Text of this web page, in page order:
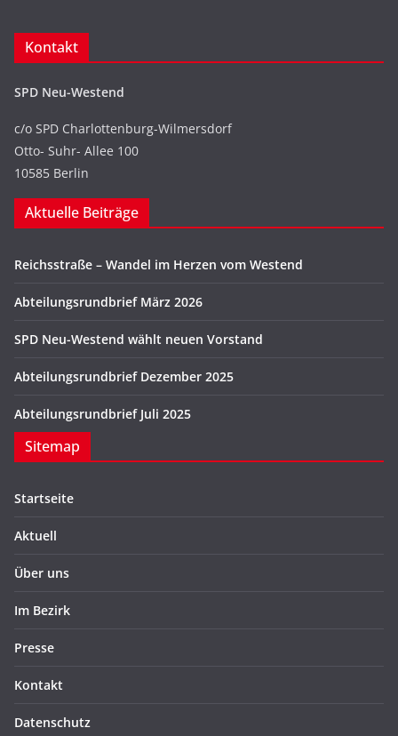
Kontakt
SPD Neu-Westend
c/o SPD Charlottenburg-Wilmersdorf
Otto- Suhr- Allee 100
10585 Berlin
Aktuelle Beiträge
Reichsstraße – Wandel im Herzen vom Westend
Abteilungsrundbrief März 2026
SPD Neu-Westend wählt neuen Vorstand
Abteilungsrundbrief Dezember 2025
Abteilungsrundbrief Juli 2025
Sitemap
Startseite
Aktuell
Über uns
Im Bezirk
Presse
Kontakt
Datenschutz